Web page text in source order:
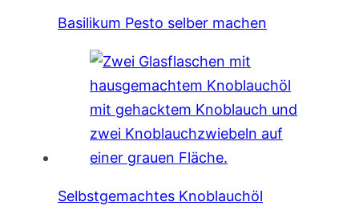
Basilikum Pesto selber machen
Selbstgemachtes Knoblauchöl